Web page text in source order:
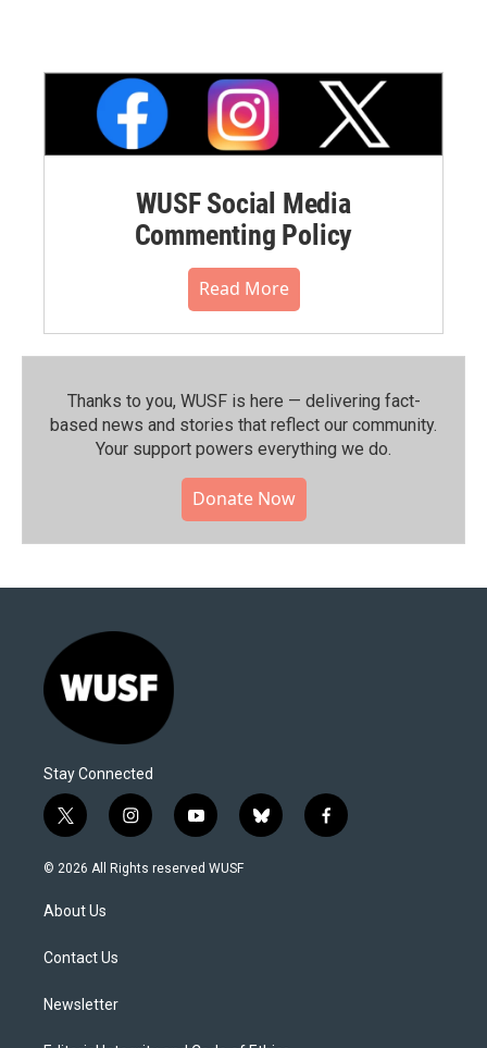
WUSF Social Media
Commenting Policy
Read More
Thanks to you, WUSF is here — delivering fact-
based news and stories that reflect our community.⁠
Your support powers everything we do.
Donate Now
Stay Connected
t
w
i
t
e
i
n
s
y
o
u
b
l
f
a
© 2026 All Rights reserved WUSF
About Us
Contact Us
Newsletter